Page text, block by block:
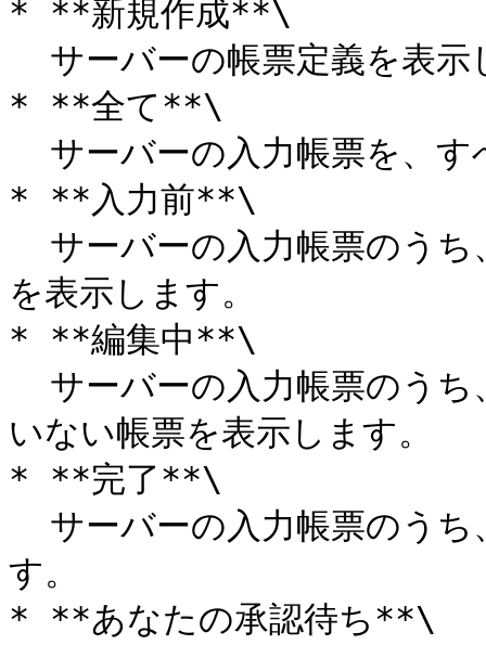
* **新規作成**\
* **全て**\
* **入力前**\
を表示します。
* **編集中**\
いない帳票を表示します。
* **完了**\
す。
* **あなたの承認待ち**\